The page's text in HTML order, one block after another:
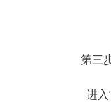
第三
进入